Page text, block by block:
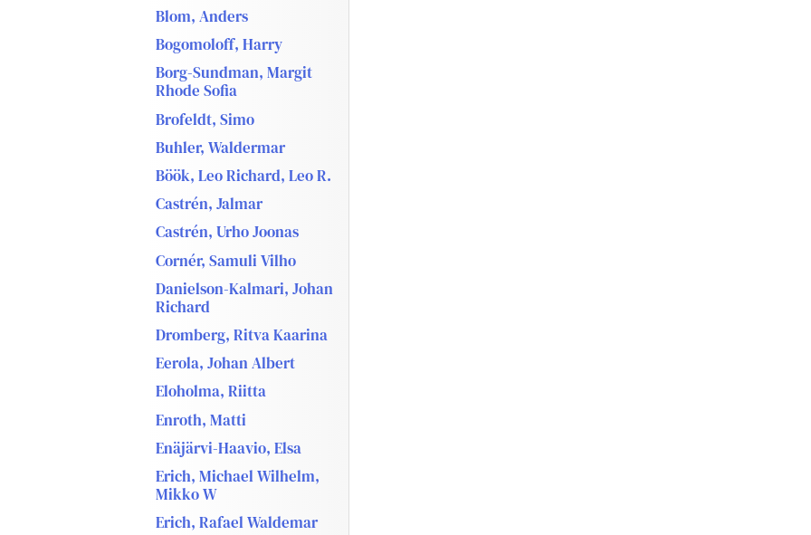
Blom, Anders
Bogomoloff, Harry
Borg-Sundman, Margit
Rhode Sofia
Brofeldt, Simo
Buhler, Waldermar
Böök, Leo Richard, Leo R.
Castrén, Jalmar
Castrén, Urho Joonas
Cornér, Samuli Vilho
Danielson-Kalmari, Johan
Richard
Dromberg, Ritva Kaarina
Eerola, Johan Albert
Eloholma, Riitta
Enroth, Matti
Enäjärvi-Haavio, Elsa
Erich, Michael Wilhelm,
Mikko W
Erich, Rafael Waldemar